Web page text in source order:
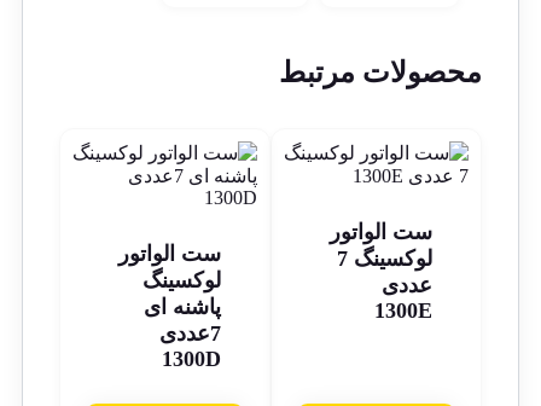
محصولات مرتبط
ست الواتور
لوکسینگ 7
عددی
1300E
ست الواتور
لوکسینگ
پاشنه ای
7عددی
1300D